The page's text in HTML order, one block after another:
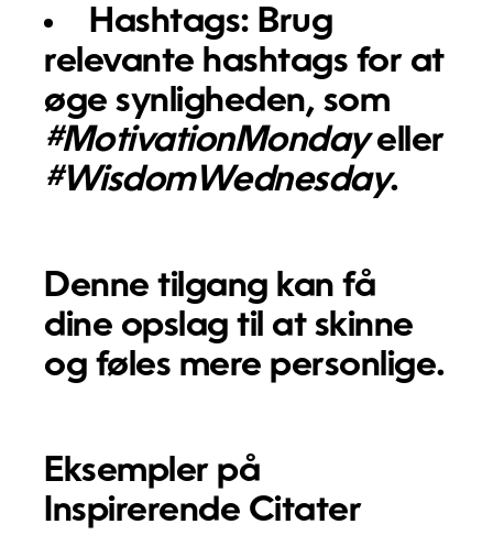
Hashtags: Brug
relevante hashtags for at
øge synligheden, som
#MotivationMondayeller
#WisdomWednesday.
Denne tilgang kan få
dine opslag til at skinne
og føles mere personlige.
Eksempler på
Inspirerende Citater